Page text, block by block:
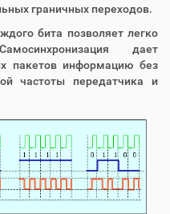
граничных переходов.
бита позволяет легко
дает
пакетов информацию без
частоты передатчика и